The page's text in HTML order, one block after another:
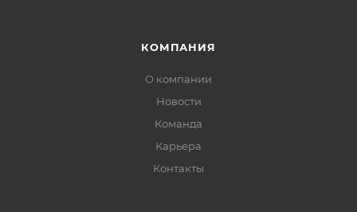
КОМПАНИЯ
О компании
Новости
Команда
Карьера
Контакты